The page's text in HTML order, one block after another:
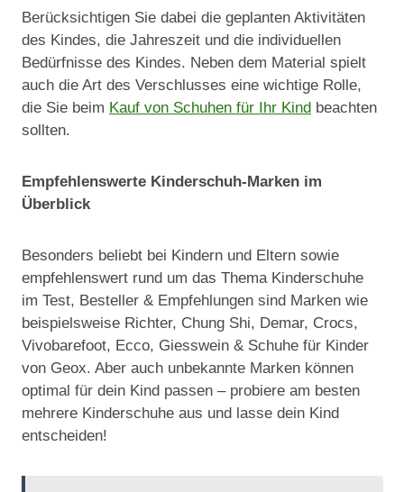
Berücksichtigen Sie dabei die geplanten Aktivitäten
des Kindes, die Jahreszeit und die individuellen
Bedürfnisse des Kindes. Neben dem Material spielt
auch die Art des Verschlusses eine wichtige Rolle,
die Sie beim Kauf von Schuhen für Ihr Kind beachten
sollten.
Empfehlenswerte Kinderschuh-Marken im
Überblick
Besonders beliebt bei Kindern und Eltern sowie
empfehlenswert rund um das Thema Kinderschuhe
im Test, Besteller & Empfehlungen sind Marken wie
beispielsweise Richter, Chung Shi, Demar, Crocs,
Vivobarefoot, Ecco, Giesswein & Schuhe für Kinder
von Geox. Aber auch unbekannte Marken können
optimal für dein Kind passen – probiere am besten
mehrere Kinderschuhe aus und lasse dein Kind
entscheiden!